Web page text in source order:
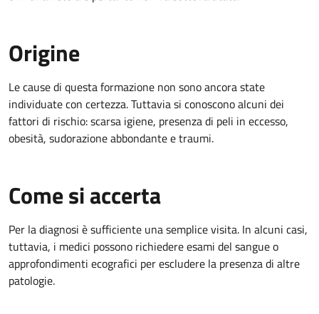
Origine
Le cause di questa formazione non sono ancora state
individuate con certezza. Tuttavia si conoscono alcuni dei
fattori di rischio: scarsa igiene, presenza di peli in eccesso,
obesità, sudorazione abbondante e traumi.
Come si accerta
Per la diagnosi è sufficiente una semplice visita. In alcuni casi,
tuttavia, i medici possono richiedere esami del sangue o
approfondimenti ecografici per escludere la presenza di altre
patologie.